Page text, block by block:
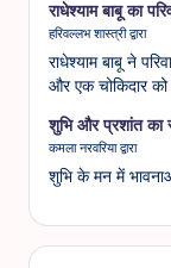
राधेश्याम बाबू का
हरिवल्लभ शास्त्री द्वारा
राधेश्याम बाबू ने
और एक चोकिदार
शुभि और प्रशांत का
कमला नरवरिया द्वारा
शुभि के मन में